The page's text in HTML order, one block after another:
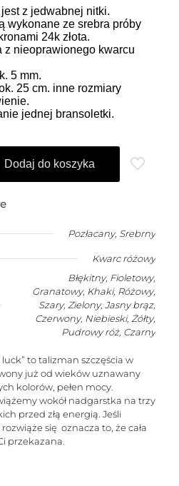
z jedwabnej nitki.
wykonane ze srebra próby
24k złota.
z nieoprawionego kwarcu
5 mm.
25 cm. inne rozmiary
jednej bransoletki.
Dodaj do koszyka
Pozłacany, Srebrny
Kwarc różowy
Błękitny, Fioletowy,
Granatowy, Khaki, Różowy,
Szary, Zielony, Jasny brąz,
Czerwony, Niebieski, Żółty,
Pudrowy róż, Czarny
to talizman szczęścia w
już od wieków uznawany
kolorów, pełen mocy.
wokół nadgarstka na trzy
przed złą energią. Jeśli
się oznacza to, że cała
przekazana.